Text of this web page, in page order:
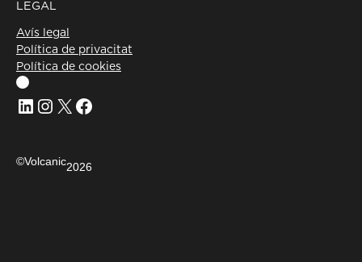
LEGAL
Avís legal
Política de privacitat
Política de cookies
Linkedin
Instagram
X Facebook
©Volcanic2026